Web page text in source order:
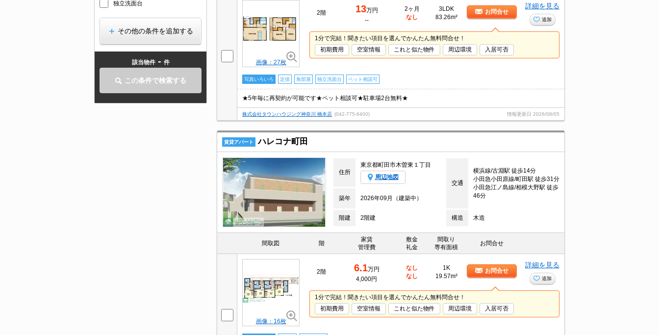
独立洗面台
その他の条件を追加する
該当物件 - 件
この条件で検索する
画像：27枚
2階 13万円
--
2ヶ月
なし
3LDK
83.26m²
お問合せ
詳細を見る
追加
1分で完結！聞きたい項目を選んでかんたん無料問合せ！
初期費用
空室情報 これと似た物件 周辺環境 入居可否
写真いろいろ 定借 角部屋 独立洗面台 ペット相談可
★5年毎に再契約が可能です★ペット相談可★駐車場2台無料★
株式会社タウンハウジング神奈川 橋本店 (042-775-6400) 情報更新日 2026/08/05
賃貸アパート ハレコナ町田
住所
東京都町田市木曽東１丁目
周辺地図
交通
横浜線/古淵駅 徒歩14分
小田急小田原線/町田駅 徒歩31分
小田急江ノ島線/相模大野駅 徒歩
46分
築年 2026年09月（建築中）
階建 2階建 構造 木造
間取図 階
家賃
管理費
敷金
礼金
間取り
専有面積
お問合せ
画像：16枚
2階 6.1万円
4,000円
なし
なし
1K
19.57m²
お問合せ
詳細を見る
追加
1分で完結！聞きたい項目を選んでかんたん無料問合せ！
初期費用
空室情報 これと似た物件 周辺環境 入居可否